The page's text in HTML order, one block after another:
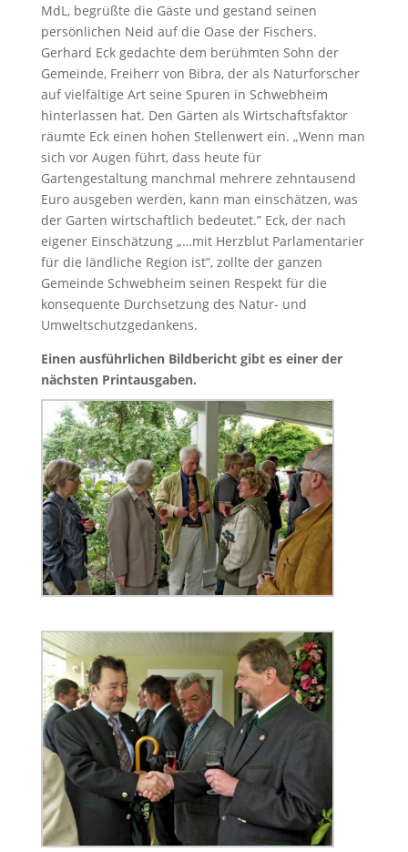
MdL, begrüßte die Gäste und gestand seinen
persönlichen Neid auf die Oase der Fischers.
Gerhard Eck gedachte dem berühmten Sohn der
Gemeinde, Freiherr von Bibra, der als Naturforscher
auf vielfältige Art seine Spuren in Schwebheim
hinterlassen hat. Den Gärten als Wirtschaftsfaktor
räumte Eck einen hohen Stellenwert ein. „Wenn man
sich vor Augen führt, dass heute für
Gartengestaltung manchmal mehrere zehntausend
Euro ausgeben werden, kann man einschätzen, was
der Garten wirtschaftlich bedeutet.” Eck, der nach
eigener Einschätzung „…mit Herzblut Parlamentarier
für die ländliche Region ist”, zollte der ganzen
Gemeinde Schwebheim seinen Respekt für die
konsequente Durchsetzung des Natur- und
Umweltschutzgedankens.
Einen ausführlichen Bildbericht gibt es einer der
nächsten Printausgaben.